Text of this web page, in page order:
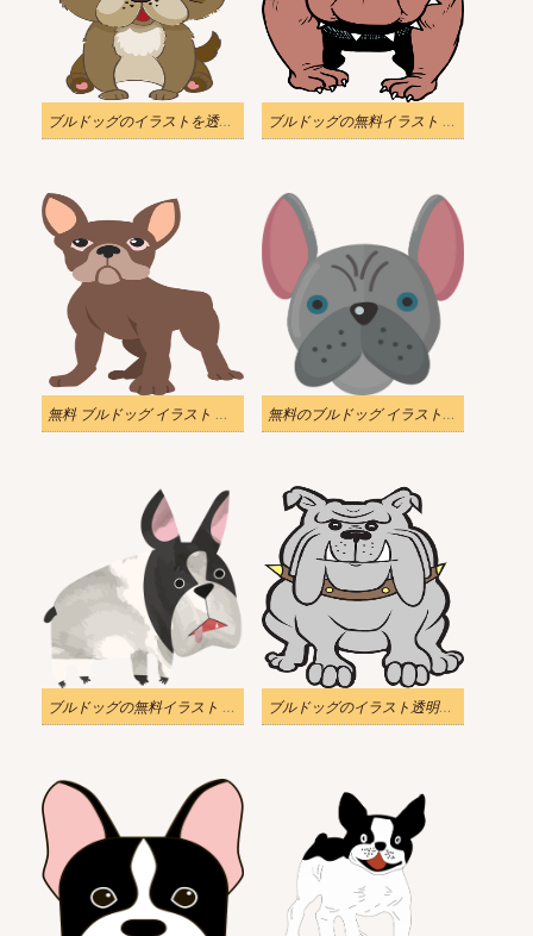
ブルドッグのイラストを透明でダウンロード ブルドッグの無料イラスト 背景透明
無料 ブルドッグ イラスト 透過画像 無料のブルドッグ イラスト透明画像
ブルドッグの無料イラスト 透明 ブルドッグのイラスト透明背景を無料でダウンロード